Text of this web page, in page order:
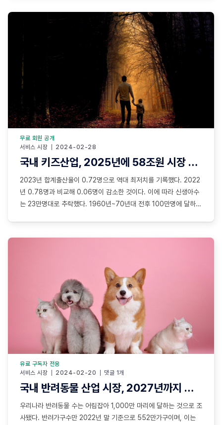
달해 타 리그를 압도하는 것으로
서비스 시장 2024-02-28
무료 회원 공개
국내 키즈산업, 2025년에 58조원 시장 전망
2023년 합계출산율이 0.72명으로 역대 최저치를 기록했다. 2022
년 0.78명과 비교해 0.06명이 감소한 것이다. 이에 따라 신생아수
는 23만명대로 추락했다. 1960년~70년대 전후 100만명에 달하던
년 고성장세를 유지하고 있다. 한국콘텐츠진흥원에 따르면 국내
서비스 시장 2024-02-20 댓글 1개
유료 구독자 전용
국내 반려동물 산업 시장, 2027년까지 연평균 14.5% 성장해 15조원 전망
우리나라 반려동물 수는 어림잡아 1,000만 마리에 달하는 것으로 조
사됐다. 반려가구수만 2022년 말 기준으로 552만가구이며, 이는